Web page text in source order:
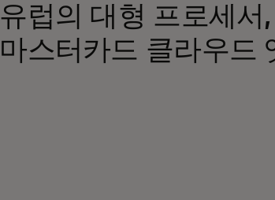
유럽의 대형 프로세서
마스터카드 클라우드
새 탭에서 열림